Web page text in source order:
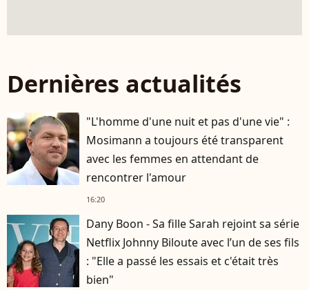
Dernières actualités
"L'homme d'une nuit et pas d'une vie" :
Mosimann a toujours été transparent
avec les femmes en attendant de
rencontrer l'amour
16:20
Dany Boon - Sa fille Sarah rejoint sa série
Netflix Johnny Biloute avec l’un de ses fils
: "Elle a passé les essais et c'était très
bien"